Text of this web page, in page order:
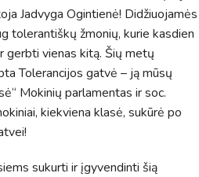
Jadvyga Ogintienė! Didžiuojamės
tolerantiškų žmonių, kurie kasdien
gerbti vienas kitą. Šių metų
Tolerancijos gatvė – ją mūsų
Mokinių parlamentas ir soc.
kiekviena klasė, sukūrė po
sukurti ir įgyvendinti šią